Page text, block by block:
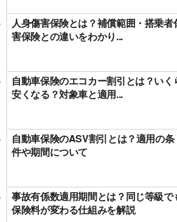
人身傷害保険とは？補償範囲・搭乗者
害保険との違いをわかり...
自動車保険のエコカー割引とは？いく
安くなる？対象車と適用...
自動車保険のASV割引とは？適用の条
件や期間について
事故有係数適用期間とは？同じ等級で
保険料が変わる仕組みを解説